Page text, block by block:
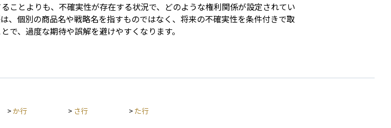
ことよりも、不確実性が存在する状況で、どのような権利関係が設定されてい
、個別の商品名や戦略名を指すものではなく、将来の不確実性を条件付きで取
で、過度な期待や誤解を避けやすくなります。
>か行 > さ行 > た行